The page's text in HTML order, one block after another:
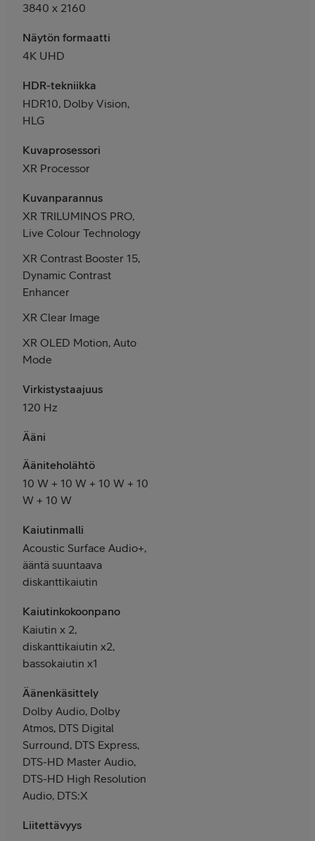
3840 x 2160
Näytön formaatti
4K UHD
HDR-tekniikka
HDR10, Dolby Vision,
HLG
Kuvaprosessori
XR Processor
Kuvanparannus
XR TRILUMINOS PRO,
Live Colour Technology
XR Contrast Booster 15,
Dynamic Contrast
Enhancer
XR Clear Image
XR OLED Motion, Auto
Mode
Virkistystaajuus
120 Hz
Ääni
Ääniteholähtö
10 W + 10 W + 10 W + 10
W + 10 W
Kaiutinmalli
Acoustic Surface Audio+,
ääntä suuntaava
diskanttikaiutin
Kaiutinkokoonpano
Kaiutin x 2,
diskanttikaiutin x2,
bassokaiutin x1
Äänenkäsittely
Dolby Audio, Dolby
Atmos, DTS Digital
Surround, DTS Express,
DTS-HD Master Audio,
DTS-HD High Resolution
Audio, DTS:X
Liitettävyys